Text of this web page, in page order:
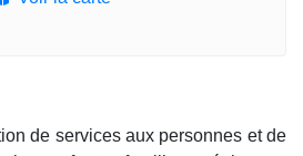
de services aux personnes et de